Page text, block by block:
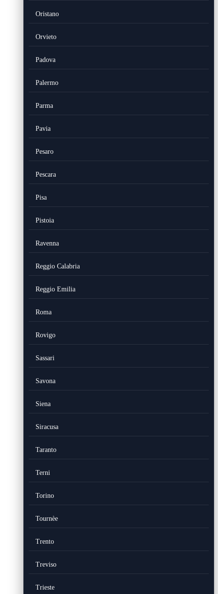
Oristano
Orvieto
Padova
Palermo
Parma
Pavia
Pesaro
Pescara
Pisa
Pistoia
Ravenna
Reggio Calabria
Reggio Emilia
Roma
Rovigo
Sassari
Savona
Siena
Siracusa
Taranto
Terni
Torino
Tournèe
Trento
Treviso
Trieste